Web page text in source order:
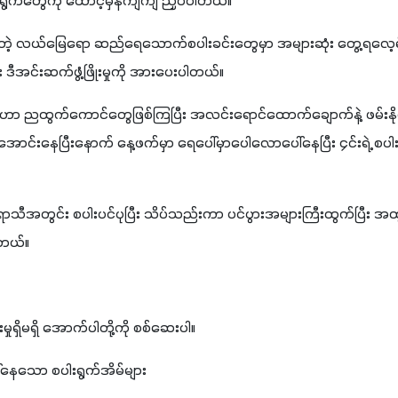
မြေရော ဆည်ရေသောက်စပါးခင်းတွေမှာ အများဆုံး တွေ့ရလေ့
အင်းဆက်ဖွံ့ဖြိုးမှုကို အားပေးပါတယ်။
ထွက်ကောင်တွေဖြစ်ကြပြီး အလင်းရောင်ထောက်ချောက်နဲ့ ဖမ်း
င်းနေပြီးနောက် နေ့ဖက်မှာ ရေပေါ်မှာပေါလောပေါ်နေပြီး ၄င်းရဲ့ စ
တွင်း စပါးပင်ပုပြီး သိပ်သည်းကာ ပင်ပွားအများကြီးထွက်ပြီး အထွက်
ယ်။
ရှိမရှိ အောက်ပါတို့ကို စစ်ဆေးပါ။
သော စပါးရွက်အိမ်များ